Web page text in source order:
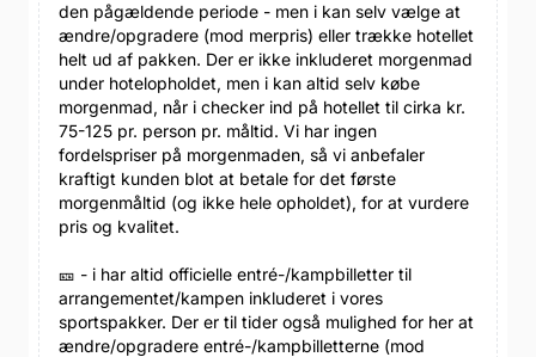
den pågældende periode - men i kan selv vælge at
ændre/opgradere (mod merpris) eller trække hotellet
helt ud af pakken. Der er ikke inkluderet morgenmad
under hotelopholdet, men i kan altid selv købe
morgenmad, når i checker ind på hotellet til cirka kr.
75-125 pr. person pr. måltid. Vi har ingen
fordelspriser på morgenmaden, så vi anbefaler
kraftigt kunden blot at betale for det første
morgenmåltid (og ikke hele opholdet), for at vurdere
pris og kvalitet.
🎫 - i har altid officielle entré-/kampbilletter til
arrangementet/kampen inkluderet i vores
sportspakker. Der er til tider også mulighed for her at
ændre/opgradere entré-/kampbilletterne (mod